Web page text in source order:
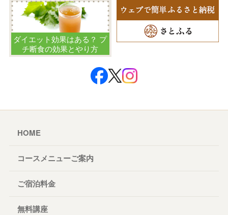
ダイエット効果はある？ プ
チ断食の効果とやり方
HOME
コースメニューご案内
ご宿泊料金
無料講座